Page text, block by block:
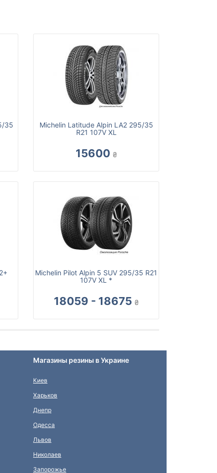
35
Michelin Latitude Alpin LA2 295/35
R21 107V XL
15600 ₴
Michelin Pilot Alpin 5 SUV 295/35 R21
107V XL *
18059 - 18675 ₴
Магазины резины в Украине
Киев
Харьков
Днепр
Одесса
Львов
Николаев
Запорожье